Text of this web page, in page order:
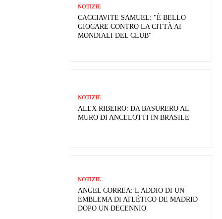
NOTIZIE
CACCIAVITE SAMUEL: "È BELLO
GIOCARE CONTRO LA CITTÀ AI
MONDIALI DEL CLUB"
NOTIZIE
ALEX RIBEIRO: DA BASURERO AL
MURO DI ANCELOTTI IN BRASILE
NOTIZIE
ANGEL CORREA: L'ADDIO DI UN
EMBLEMA DI ATLÉTICO DE MADRID
DOPO UN DECENNIO